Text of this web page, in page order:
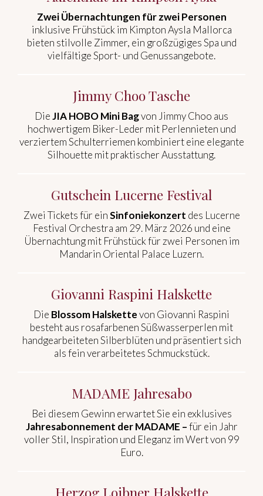
Zwei Übernachtungen für zwei Personen
inklusive Frühstück im Kimpton Aysla Mallorca
bieten stilvolle Zimmer, ein großzügiges Spa und
vielfältige Sport- und Genussangebote.
Jimmy Choo Tasche
DieJIA HOBO Mini Bagvon Jimmy Choo aus
hochwertigem Biker-Leder mit Perlennieten und
verziertem Schulterriemen kombiniert eine elegante
Silhouette mit praktischer Ausstattung.
Gutschein Lucerne Festival
Zwei Tickets für einSinfoniekonzert des Lucerne
Festival Orchestra am 29. März 2026 und eine
Übernachtung mit Frühstück für zwei Personen im
Mandarin Oriental Palace Luzern.
Giovanni Raspini Halskette
Die Blossom Halskettevon Giovanni Raspini
besteht aus rosafarbenen Süßwasserperlen mit
handgearbeiteten Silberblüten und präsentiert sich
als fein verarbeitetes Schmuckstück.
MADAME Jahresabo
Bei diesem Gewinn erwartet Sie ein exklusives
Jahresabonnement der MADAME –für ein Jahr
voller Stil, Inspiration und Eleganz im Wert von 99
Euro.
Herzog Loibner Halskette